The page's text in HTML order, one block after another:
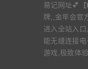
易记网址💕
牌,,金年会官
进入全站入
能无缝连接
游戏,极致体验